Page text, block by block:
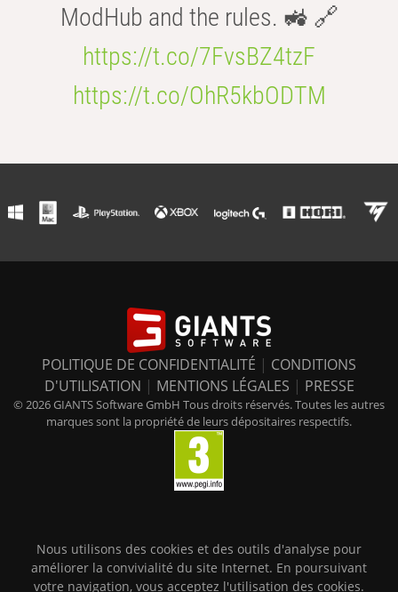
ModHub and the rules. 🚜 🔗
https://t.co/7FvsBZ4tzF
https://t.co/OhR5kbODTM
POLITIQUE DE CONFIDENTIALITÉ | CONDITIONS
D'UTILISATION | MENTIONS LÉGALES | PRESSE
© 2026 GIANTS Software GmbH Tous droits réservés. Toutes les autres
marques sont la propriété de leurs dépositaires respectifs.
Nous utilisons des cookies et des outils d'analyse pour
améliorer la convivialité du site Internet. En poursuivant
votre navigation, vous acceptez l'utilisation des cookies.